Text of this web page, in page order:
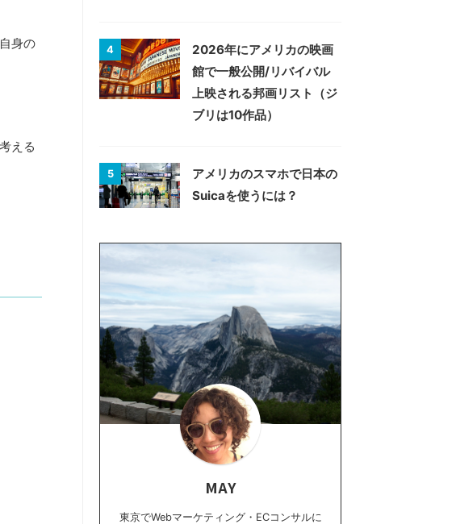
身の
える
4
2026年にアメリカの映画
館で一般公開/リバイバル
上映される邦画リスト（ジ
ブリは10作品）
5
アメリカのスマホで日本の
Suicaを使うには？
MAY
東京でWebマーケティング・ECコンサルに